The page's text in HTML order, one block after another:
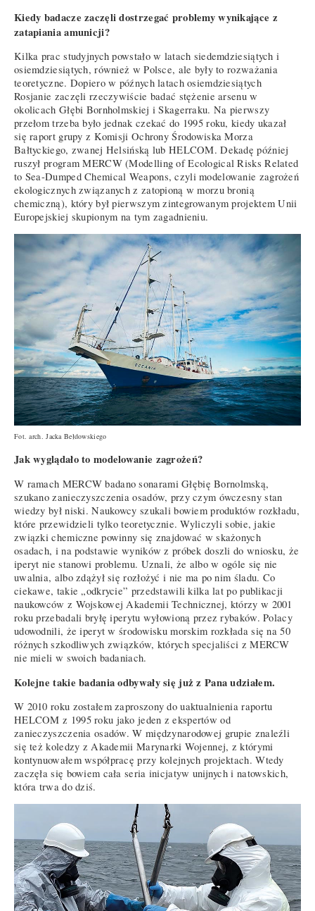
Kiedy badacze zaczęli dostrzegać problemy wynikające z
zatapiania amunicji?
Kilka prac studyjnych powstało w latach siedemdziesiątych i
osiemdziesiątych, również w Polsce, ale były to rozważania
teoretyczne. Dopiero w późnych latach osiemdziesiątych
Rosjanie zaczęli rzeczywiście badać stężenie arsenu w
okolicach Głębi Bornholmskiej i Skagerraku. Na pierwszy
przełom trzeba było jednak czekać do 1995 roku, kiedy ukazał
się raport grupy z Komisji Ochrony Środowiska Morza
Bałtyckiego, zwanej Helsińską lub HELCOM. Dekadę później
ruszył program MERCW (Modelling of Ecological Risks Related
to Sea-Dumped Chemical Weapons, czyli modelowanie zagrożeń
ekologicznych związanych z zatopioną w morzu bronią
chemiczną), który był pierwszym zintegrowanym projektem Unii
Europejskiej skupionym na tym zagadnieniu.
Fot. arch. Jacka Bełdowskiego
Jak wyglądało to modelowanie zagrożeń?
W ramach MERCW badano sonarami Głębię Bornolmską,
szukano zanieczyszczenia osadów, przy czym ówczesny stan
wiedzy był niski. Naukowcy szukali bowiem produktów rozkładu,
które przewidzieli tylko teoretycznie. Wyliczyli sobie, jakie
związki chemiczne powinny się znajdować w skażonych
osadach, i na podstawie wyników z próbek doszli do wniosku, że
iperyt nie stanowi problemu. Uznali, że albo w ogóle się nie
uwalnia, albo zdążył się rozłożyć i nie ma po nim śladu. Co
ciekawe, takie „odkrycie” przedstawili kilka lat po publikacji
naukowców z Wojskowej Akademii Technicznej, którzy w 2001
roku przebadali bryłę iperytu wyłowioną przez rybaków. Polacy
udowodnili, że iperyt w środowisku morskim rozkłada się na 50
różnych szkodliwych związków, których specjaliści z MERCW
nie mieli w swoich badaniach.
Kolejne takie badania odbywały się już z Pana udziałem.
W 2010 roku zostałem zaproszony do uaktualnienia raportu
HELCOM z 1995 roku jako jeden z ekspertów od
zanieczyszczenia osadów. W międzynarodowej grupie znaleźli
się też koledzy z Akademii Marynarki Wojennej, z którymi
kontynuowałem współpracę przy kolejnych projektach. Wtedy
zaczęła się bowiem cała seria inicjatyw unijnych i natowskich,
która trwa do dziś.